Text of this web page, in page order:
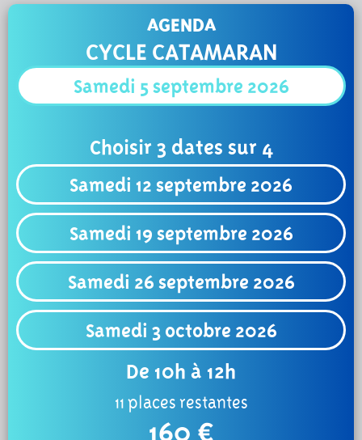
AGENDA
CYCLE CATAMARAN
Samedi 5 septembre 2026
Choisir 3 dates sur 4
Samedi 12 septembre 2026
Samedi 19 septembre 2026
Samedi 26 septembre 2026
Samedi 3 octobre 2026
De 10h à 12h
11 places restantes